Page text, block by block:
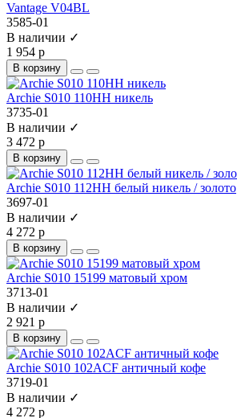
Vantage V04BL
3585-01
В наличии ✓
1 954 р
В корзину
Archie S010 110HH никель
3735-01
В наличии ✓
3 472 р
В корзину
Archie S010 112HH белый никель / золото
3697-01
В наличии ✓
4 272 р
В корзину
Archie S010 15199 матовый хром
3713-01
В наличии ✓
2 921 р
В корзину
Archie S010 102ACF античный кофе
3719-01
В наличии ✓
4 272 р